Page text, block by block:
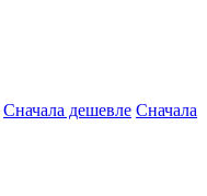
Сначала дешевле Сначала